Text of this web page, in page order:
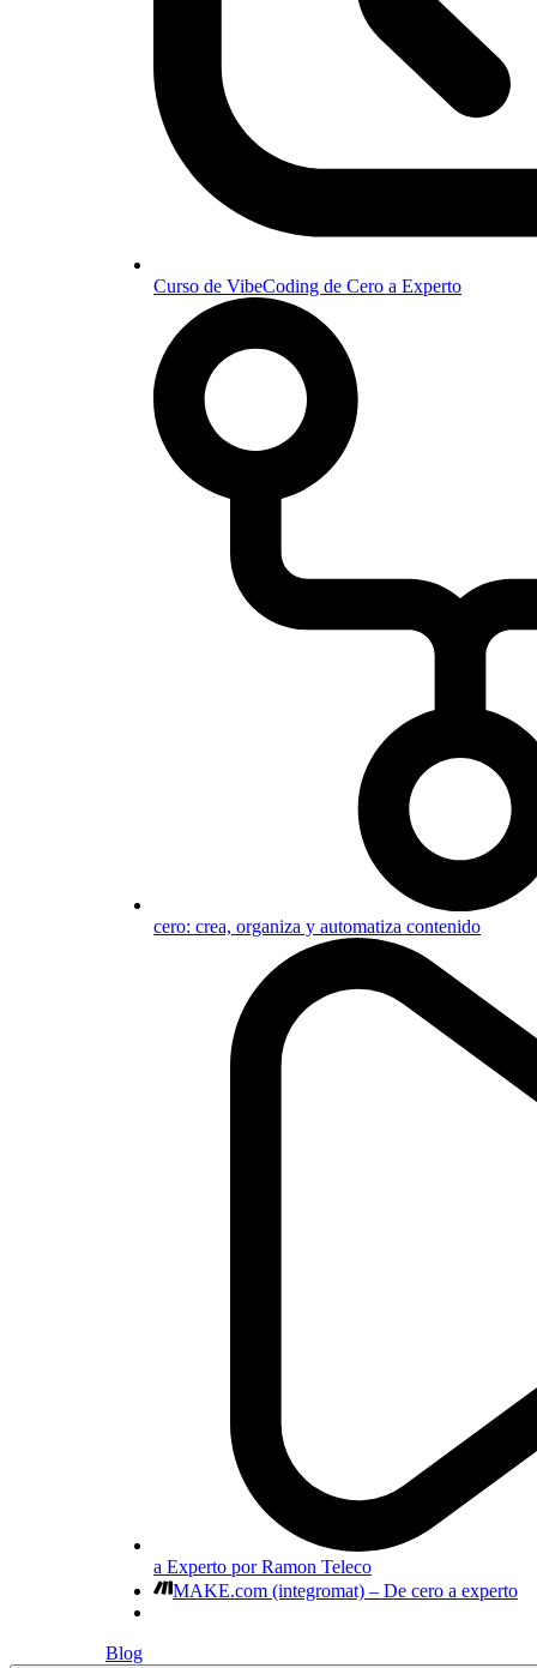
Curso de VibeCoding de Cero a Experto
cero: crea, organiza y automatiza contenido
a Experto por Ramon Teleco
MAKE.com (integromat) – De cero a experto
Blog